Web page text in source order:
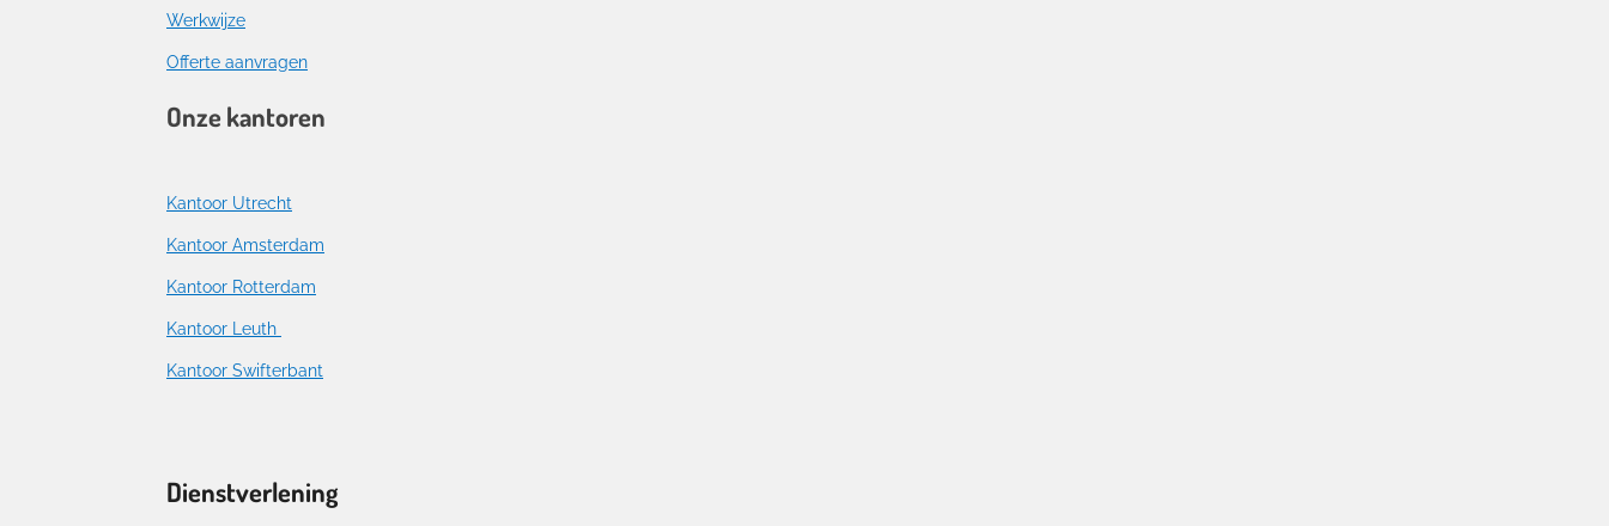
Werkwijze
Offerte aanvragen
Onze kantoren
Kantoor Utrecht
Kantoor Amsterdam
Kantoor Rotterdam
Kantoor Leuth
Kantoor Swifterbant
Dienstverlening